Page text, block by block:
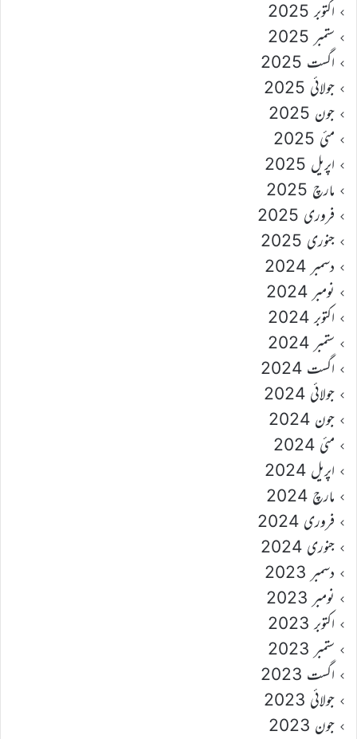
اکتوبر 2025
ستمبر 2025
اگست 2025
جولائی 2025
جون 2025
مئی 2025
اپریل 2025
مارچ 2025
فروری 2025
جنوری 2025
دسمبر 2024
نومبر 2024
اکتوبر 2024
ستمبر 2024
اگست 2024
جولائی 2024
جون 2024
مئی 2024
اپریل 2024
مارچ 2024
فروری 2024
جنوری 2024
دسمبر 2023
نومبر 2023
اکتوبر 2023
ستمبر 2023
اگست 2023
جولائی 2023
جون 2023